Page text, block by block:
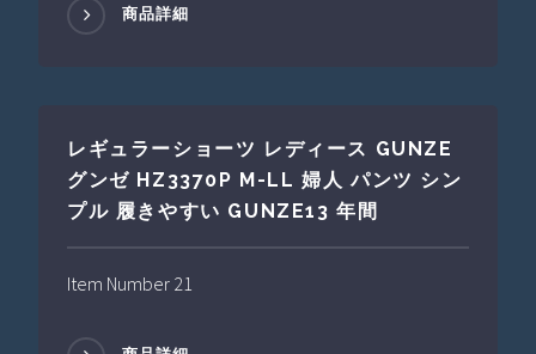
商品詳細
レギュラーショーツ レディース GUNZE
グンゼ HZ3370P M-LL 婦人 パンツ シン
プル 履きやすい GUNZE13 年間
Item Number 21